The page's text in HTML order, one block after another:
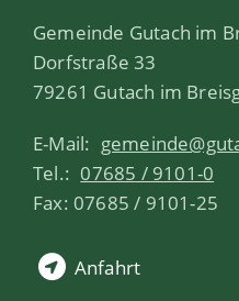
Gemeinde Gutach im
Dorfstraße 33
79261 Gutach im
E-Mail:
Tel.: 07685 / 9101-0
Fax: 07685 / 9101-25
Anfahrt